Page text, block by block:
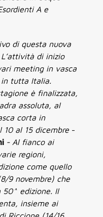
A e
di questa nuova
di inizio
meeting in vasca
in tutta Italia.
è finalizzata,
assoluta, al
corta in
10 al 15 dicembre -
- Al fianco ai
regioni,
come quello
9 novembre) che
50^ edizione. Il
insieme ai